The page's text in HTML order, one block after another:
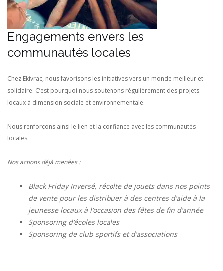
Engagements envers les
communautés locales
Chez Ekivrac, nous favorisons les initiatives vers un monde meilleur et
solidaire. C’est pourquoi nous soutenons régulièrement des projets
locaux à dimension sociale et environnementale.
Nous renforçons ainsi le lien et la confiance avec les communautés
locales.
Nos actions déjà menées :
Black Friday Inversé, récolte de jouets dans nos points
de vente pour les distribuer à des centres d’aide à la
jeunesse locaux à l’occasion des fêtes de fin d’année
Sponsoring d’écoles locales
Sponsoring de club sportifs et d’associations